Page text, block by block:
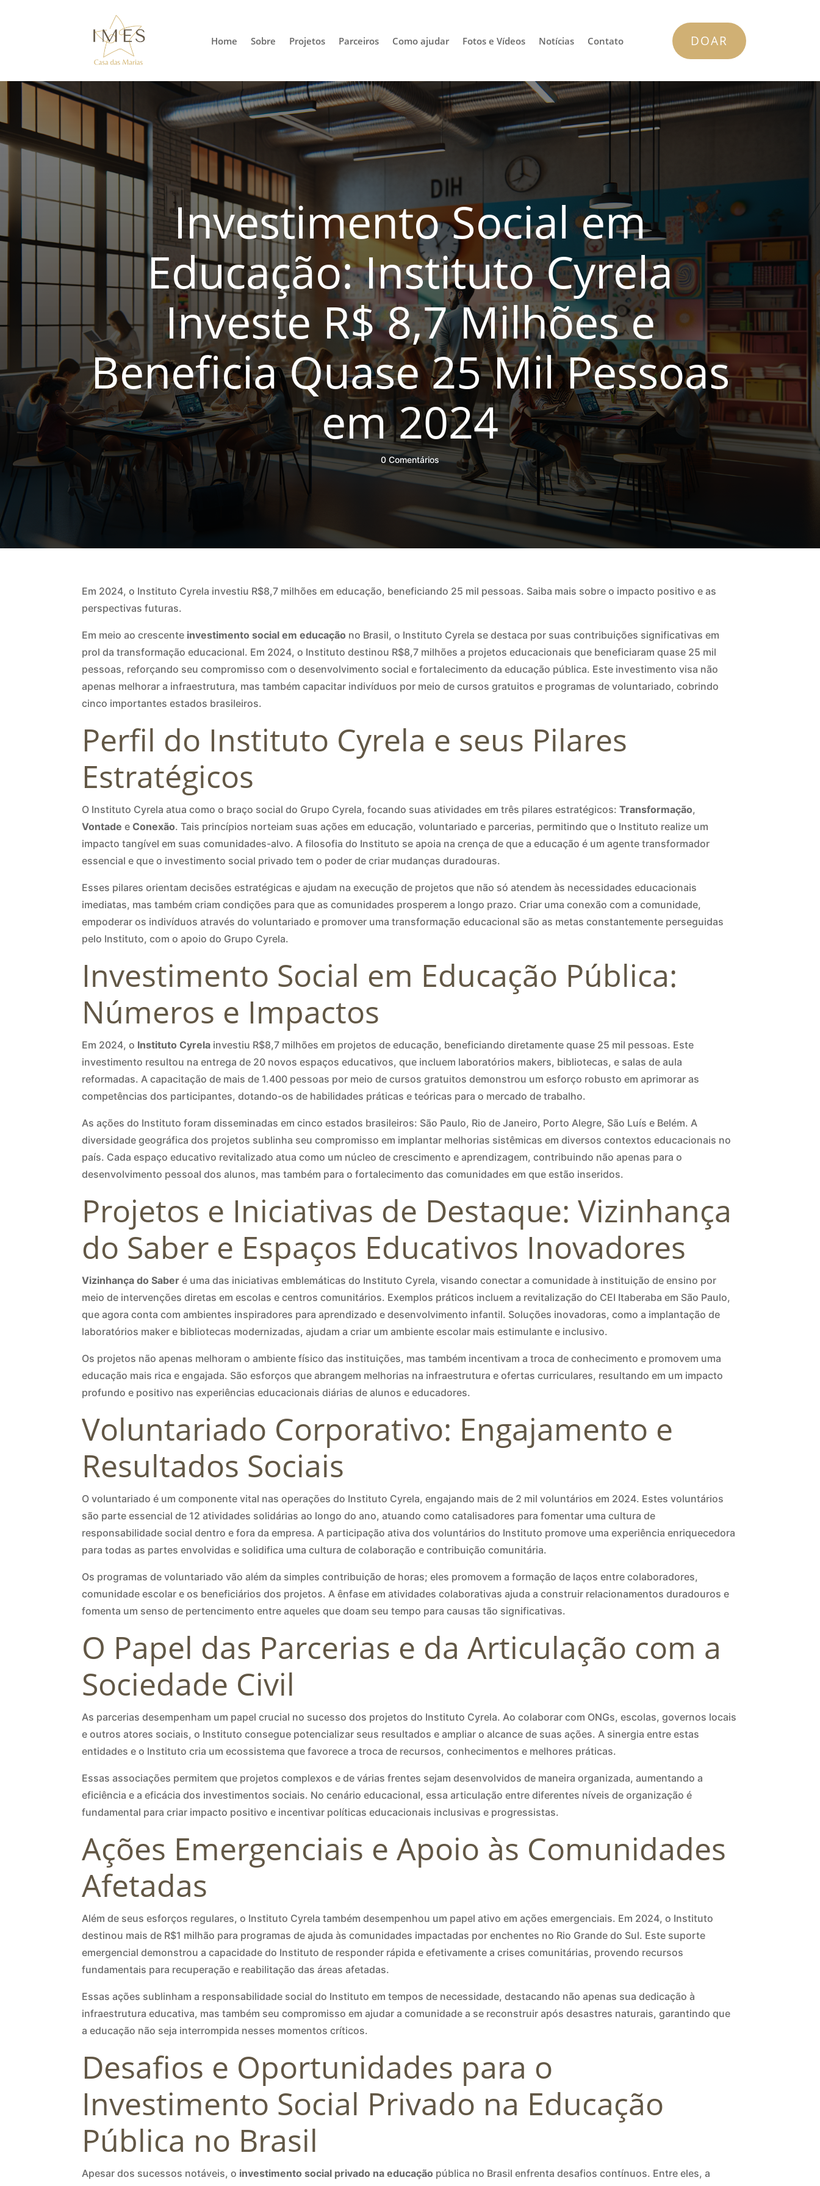
Home Sobre Projetos Parceiros Como ajudar Fotos e Vídeos Notícias Contato DOAR
Investimento Social em
Educação: Instituto Cyrela
Investe R$ 8,7 Milhões e
Beneficia Quase 25 Mil Pessoas
em 2024
0 Comentários
Em 2024, o Instituto Cyrela investiu R$8,7 milhões em educação, beneficiando 25 mil pessoas. Saiba mais sobre o impacto positivo e as
perspectivas futuras.
Em meio ao crescente investimento social em educação no Brasil, o Instituto Cyrela se destaca por suas contribuições significativas em
prol da transformação educacional. Em 2024, o Instituto destinou R$8,7 milhões a projetos educacionais que beneficiaram quase 25 mil
pessoas, reforçando seu compromisso com o desenvolvimento social e fortalecimento da educação pública. Este investimento visa não
apenas melhorar a infraestrutura, mas também capacitar indivíduos por meio de cursos gratuitos e programas de voluntariado, cobrindo
cinco importantes estados brasileiros.
Perfil do Instituto Cyrela e seus Pilares
Estratégicos
O Instituto Cyrela atua como o braço social do Grupo Cyrela, focando suas atividades em três pilares estratégicos:Transformação,
Vontade e Conexão. Tais princípios norteiam suas ações em educação, voluntariado e parcerias, permitindo que o Instituto realize um
impacto tangível em suas comunidades-alvo. A filosofia do Instituto se apoia na crença de que a educação é um agente transformador
essencial e que o investimento social privado tem o poder de criar mudanças duradouras.
Esses pilares orientam decisões estratégicas e ajudam na execução de projetos que não só atendem às necessidades educacionais
imediatas, mas também criam condições para que as comunidades prosperem a longo prazo. Criar uma conexão com a comunidade,
empoderar os indivíduos através do voluntariado e promover uma transformação educacional são as metas constantemente perseguidas
pelo Instituto, com o apoio do Grupo Cyrela.
Investimento Social em Educação Pública:
Números e Impactos
Em 2024, o Instituto Cyrela investiu R$8,7 milhões em projetos de educação, beneficiando diretamente quase 25 mil pessoas. Este
investimento resultou na entrega de 20 novos espaços educativos, que incluem laboratórios makers, bibliotecas, e salas de aula
reformadas. A capacitação de mais de 1.400 pessoas por meio de cursos gratuitos demonstrou um esforço robusto em aprimorar as
competências dos participantes, dotando-os de habilidades práticas e teóricas para o mercado de trabalho.
As ações do Instituto foram disseminadas em cinco estados brasileiros: São Paulo, Rio de Janeiro, Porto Alegre, São Luís e Belém. A
diversidade geográfica dos projetos sublinha seu compromisso em implantar melhorias sistêmicas em diversos contextos educacionais no
país. Cada espaço educativo revitalizado atua como um núcleo de crescimento e aprendizagem, contribuindo não apenas para o
desenvolvimento pessoal dos alunos, mas também para o fortalecimento das comunidades em que estão inseridos.
Projetos e Iniciativas de Destaque: Vizinhança
do Saber e Espaços Educativos Inovadores
Vizinhança do Saber é uma das iniciativas emblemáticas do Instituto Cyrela, visando conectar a comunidade à instituição de ensino por
meio de intervenções diretas em escolas e centros comunitários. Exemplos práticos incluem a revitalização do CEI Itaberaba em São Paulo,
que agora conta com ambientes inspiradores para aprendizado e desenvolvimento infantil. Soluções inovadoras, como a implantação de
laboratórios maker e bibliotecas modernizadas, ajudam a criar um ambiente escolar mais estimulante e inclusivo.
Os projetos não apenas melhoram o ambiente físico das instituições, mas também incentivam a troca de conhecimento e promovem uma
educação mais rica e engajada. São esforços que abrangem melhorias na infraestrutura e ofertas curriculares, resultando em um impacto
profundo e positivo nas experiências educacionais diárias de alunos e educadores.
Voluntariado Corporativo: Engajamento e
Resultados Sociais
O voluntariado é um componente vital nas operações do Instituto Cyrela, engajando mais de 2 mil voluntários em 2024. Estes voluntários
são parte essencial de 12 atividades solidárias ao longo do ano, atuando como catalisadores para fomentar uma cultura de
responsabilidade social dentro e fora da empresa. A participação ativa dos voluntários do Instituto promove uma experiência enriquecedora
para todas as partes envolvidas e solidifica uma cultura de colaboração e contribuição comunitária.
Os programas de voluntariado vão além da simples contribuição de horas; eles promovem a formação de laços entre colaboradores,
comunidade escolar e os beneficiários dos projetos. A ênfase em atividades colaborativas ajuda a construir relacionamentos duradouros e
fomenta um senso de pertencimento entre aqueles que doam seu tempo para causas tão significativas.
O Papel das Parcerias e da Articulação com a
Sociedade Civil
As parcerias desempenham um papel crucial no sucesso dos projetos do Instituto Cyrela. Ao colaborar com ONGs, escolas, governos locais
e outros atores sociais, o Instituto consegue potencializar seus resultados e ampliar o alcance de suas ações. A sinergia entre estas
entidades e o Instituto cria um ecossistema que favorece a troca de recursos, conhecimentos e melhores práticas.
Essas associações permitem que projetos complexos e de várias frentes sejam desenvolvidos de maneira organizada, aumentando a
eficiência e a eficácia dos investimentos sociais. No cenário educacional, essa articulação entre diferentes níveis de organização é
fundamental para criar impacto positivo e incentivar políticas educacionais inclusivas e progressistas.
Ações Emergenciais e Apoio às Comunidades
Afetadas
Além de seus esforços regulares, o Instituto Cyrela também desempenhou um papel ativo em ações emergenciais. Em 2024, o Instituto
destinou mais de R$1 milhão para programas de ajuda às comunidades impactadas por enchentes no Rio Grande do Sul. Este suporte
emergencial demonstrou a capacidade do Instituto de responder rápida e efetivamente a crises comunitárias, provendo recursos
fundamentais para recuperação e reabilitação das áreas afetadas.
Essas ações sublinham a responsabilidade social do Instituto em tempos de necessidade, destacando não apenas sua dedicação à
infraestrutura educativa, mas também seu compromisso em ajudar a comunidade a se reconstruir após desastres naturais, garantindo que
a educação não seja interrompida nesses momentos críticos.
Desafios e Oportunidades para o
Investimento Social Privado na Educação
Pública no Brasil
Apesar dos sucessos notáveis, o investimento social privado na educação pública no Brasil enfrenta desafios contínuos. Entre eles, a